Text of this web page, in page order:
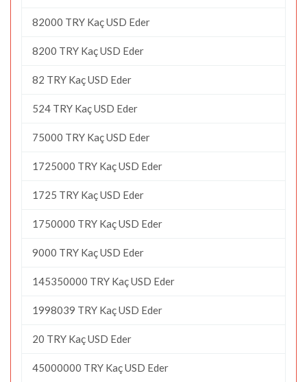
82000 TRY Kaç USD Eder
8200 TRY Kaç USD Eder
82 TRY Kaç USD Eder
524 TRY Kaç USD Eder
75000 TRY Kaç USD Eder
1725000 TRY Kaç USD Eder
1725 TRY Kaç USD Eder
1750000 TRY Kaç USD Eder
9000 TRY Kaç USD Eder
145350000 TRY Kaç USD Eder
1998039 TRY Kaç USD Eder
20 TRY Kaç USD Eder
45000000 TRY Kaç USD Eder